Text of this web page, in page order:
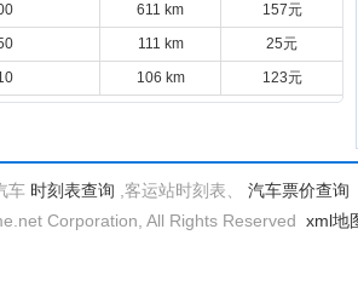
611 km
157元
111 km
25元
106 km 123元
车 时刻表查询 ,客运站时刻表、
汽车票价查询
Corporation, All Rights Reserved xml地